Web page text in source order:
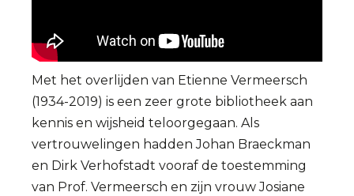
Met het overlijden van Etienne Vermeersch
(1934-2019) is een zeer grote bibliotheek aan
kennis en wijsheid teloorgegaan. Als
vertrouwelingen hadden Johan Braeckman
en Dirk Verhofstadt vooraf de toestemming
van Prof. Vermeersch en zijn vrouw Josiane